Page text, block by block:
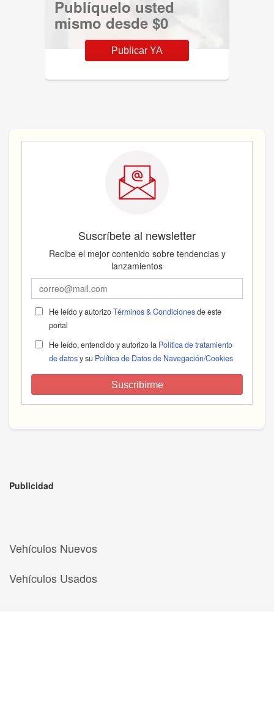
Publíquelo usted
mismo desde $0
Publicar YA
Suscríbete al newsletter
Recibe el mejor contenido sobre tendencias y
lanzamientos
He leído y autorizoTérminos & Condicionesde este
portal
He leído, entendido y autorizo la Política de tratamiento
de datosy su Política de Datos de Navegación/Cookies
Suscribirme
Publicidad
Vehículos Nuevos
Vehículos Usados